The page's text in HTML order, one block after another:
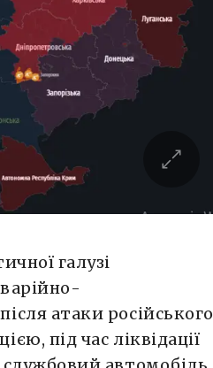
галузі
атаки російського
під час ліквідації